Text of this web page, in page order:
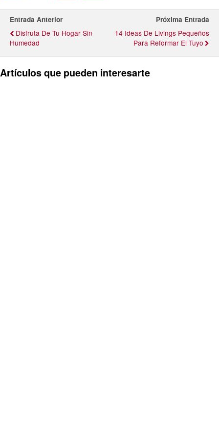
Entrada Anterior
Disfruta De Tu Hogar Sin
Humedad
Próxima Entrada
14 Ideas De Livings Pequeños
Para Reformar El Tuyo
Artículos que pueden interesarte